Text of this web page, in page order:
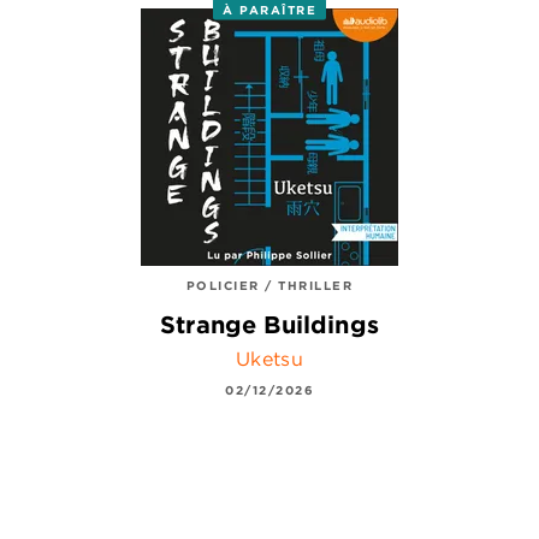
À PARAÎTRE
POLICIER / THRILLER
Strange Buildings
Uketsu
02/12/2026